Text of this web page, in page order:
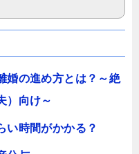
婚の進め方とは？～絶
）向け～
い時間がかかる？